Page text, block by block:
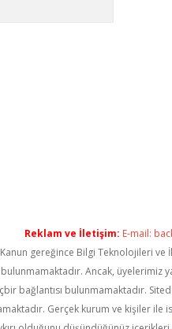
Reklam ve İletişim: E-mail:
Kanun gereğince Bilgi Teknolojileri
Ancak,
bağlantısı bulunmamaktadır.
Gerçek kurum ve kişiler